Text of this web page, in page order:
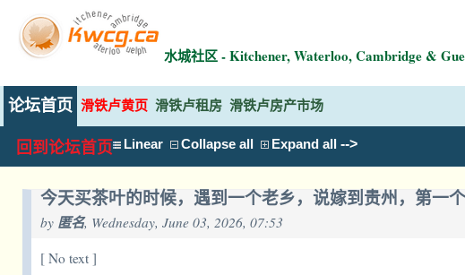
水城社区 - Kitchener, Waterloo, Cambridge &
论坛首页 滑铁卢黄页 滑铁卢租房 滑铁卢房产市场
回到论坛首页 Linear Collapse all Expand all -->
今天买茶叶的时候，遇到一个老乡，说嫁到贵州，第一
by 匿名, Wednesday, June 03, 2026, 07:53
[ No text ]